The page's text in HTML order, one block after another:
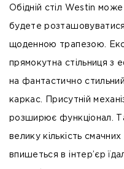
Обідній стіл Westin
будете
щоденною трапезою.
прямокутна стільниця з
на фантастично стильний
каркас. Присутній
розширює функціонал.
велику кількість
впишеться в інтер’єр